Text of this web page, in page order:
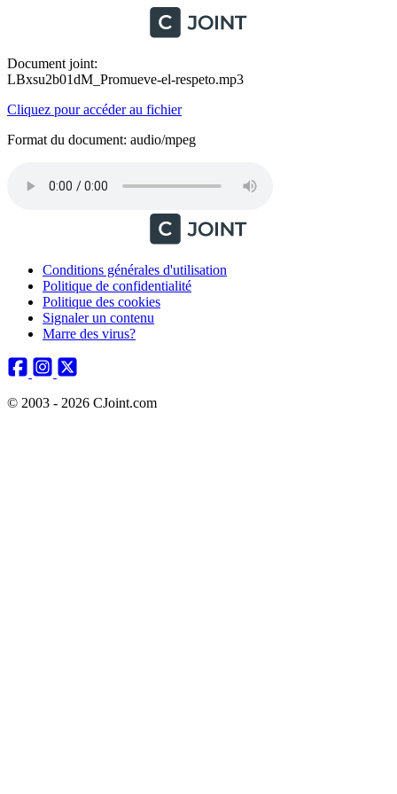
Document joint:
LBxsu2b01dM_Promueve-el-respeto.mp3
Cliquez pour accéder au fichier
Format du document: audio/mpeg
Conditions générales d'utilisation
Politique de confidentialité
Politique des cookies
Signaler un contenu
Marre des virus?
© 2003 - 2026 CJoint.com